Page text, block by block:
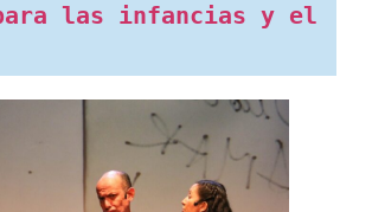
las infancias y el